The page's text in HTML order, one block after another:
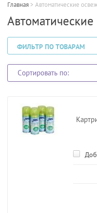
Главная > Автоматические
ФИЛЬТР ПО ТОВАРАМ
Сортировать по: